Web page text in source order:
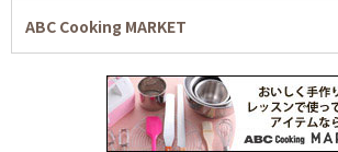
ABC Cooking MARKET